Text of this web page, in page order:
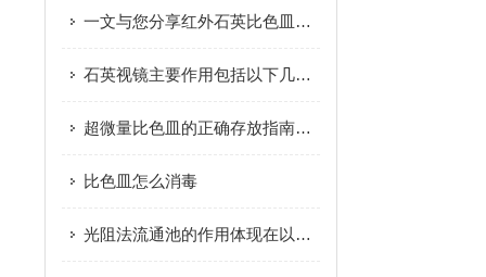
一文与您分享红外石英比色皿的正确使用方法
石英视镜主要作用包括以下几个方面
超微量比色皿的正确存放指南分享
比色皿怎么消毒
光阻法流通池的作用体现在以下几个方面